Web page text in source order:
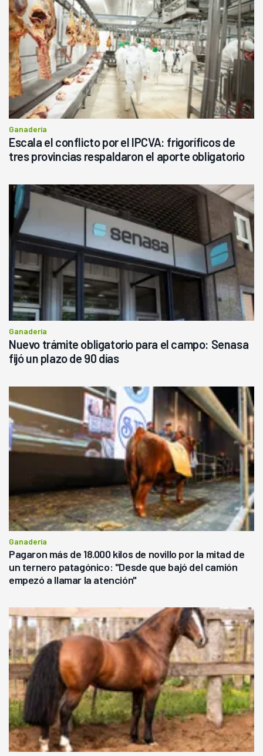
Ganadería
Escala el conflicto por el IPCVA: frigoríficos de
tres provincias respaldaron el aporte obligatorio
Ganadería
Nuevo trámite obligatorio para el campo: Senasa
fijó un plazo de 90 días
Ganadería
Pagaron más de 18.000 kilos de novillo por la mitad de
un ternero patagónico: "Desde que bajó del camión
empezó a llamar la atención"